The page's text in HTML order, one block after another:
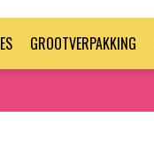
GROOTVERPAKKING